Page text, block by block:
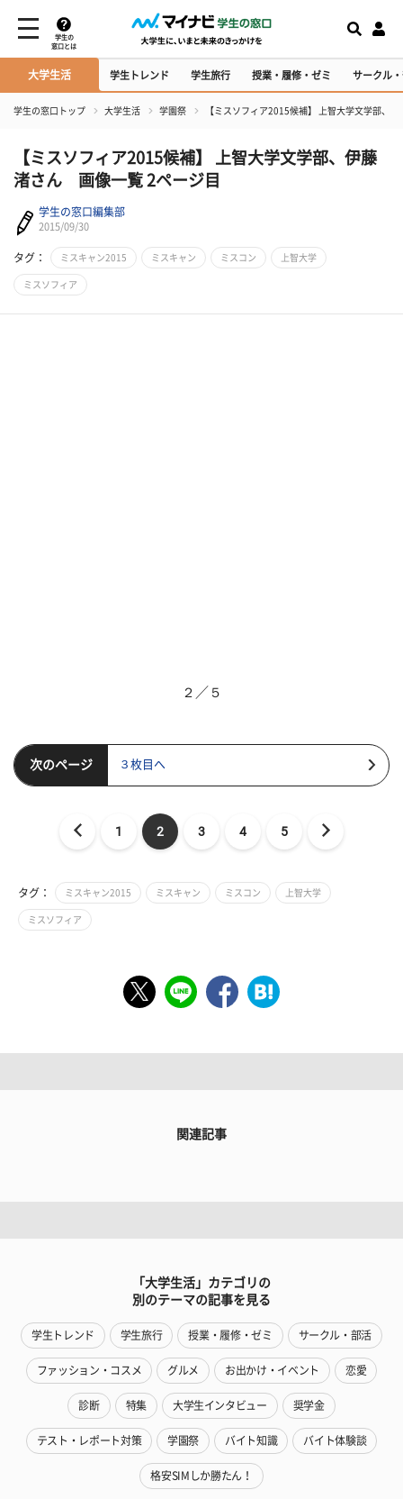
学生の
窓口とは
大学生活 学生トレンド 学生旅行 授業・履修・ゼミ サークル
学生の窓口トップ 大学生活 学園祭 【ミスソフィア2015候補】 上智大学文学部、
【ミスソフィア2015候補】 上智大学文学部、伊藤
渚さん 画像一覧 2ページ目
学生の窓口編集部
2015/09/30
タグ： ミスキャン2015 ミスキャン ミスコン 上智大学
ミスソフィア
２／５
次のページ ３枚目へ
1 2 3 4 5
タグ： ミスキャン2015 ミスキャン ミスコン 上智大学
ミスソフィア
関連記事
「大学生活」カテゴリの
別のテーマの記事を見る
学生トレンド 学生旅行 授業・履修・ゼミ サークル・部活
ファッション・コスメ グルメ お出かけ・イベント 恋愛
診断 特集 大学生インタビュー 奨学金
テスト・レポート対策 学園祭 バイト知識 バイト体験談
格安SIMしか勝たん！